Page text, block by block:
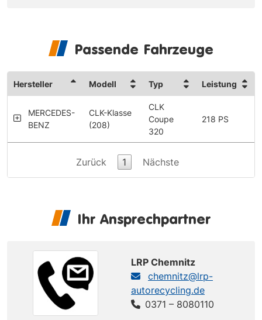
Passende Fahrzeuge
Hersteller Modell Typ Leistung
MERCEDES-
BENZ
CLK-Klasse
(208)
CLK
Coupe
320
218 PS
Zurück 1 Nächste
Ihr Ansprechpartner
LRP Chemnitz
chemnitz@lrp-
autorecycling.de
0371 – 8080110